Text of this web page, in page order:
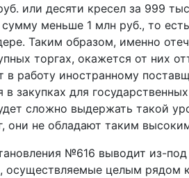
или десяти кресел за 999
меньше 1 млн руб., то
Таким образом, именно
торгах, окажется от них
в работу иностранному
в закупках для
сложно выдержать такой
они не обладают таким
№616 выводит из-под
осуществляемые целым рядом